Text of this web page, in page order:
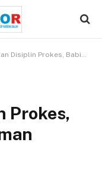
Prokes, Babinsa Muara Kaman Ingatkan 3M
Prokes,